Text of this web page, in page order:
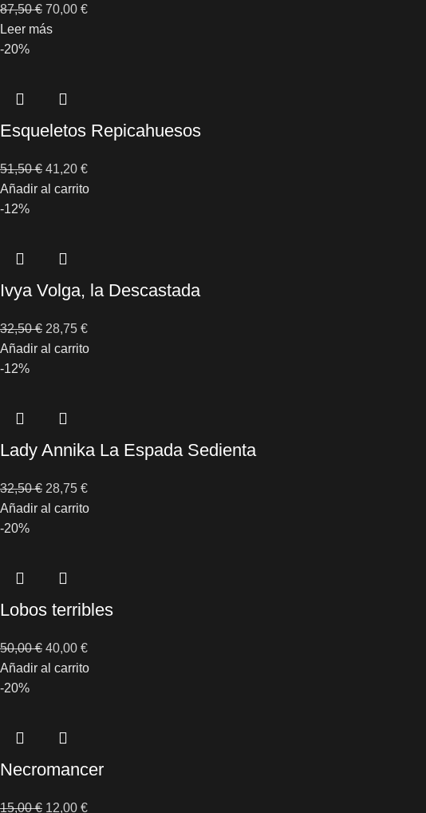
87,50€ 70,00 €
Leer más
-20%
Esqueletos Repicahuesos
51,50€ 41,20 €
Añadir al carrito
-12%
Ivya Volga, la Descastada
32,50€ 28,75 €
Añadir al carrito
-12%
Lady Annika La Espada Sedienta
32,50€ 28,75 €
Añadir al carrito
-20%
Lobos terribles
50,00€ 40,00 €
Añadir al carrito
-20%
Necromancer
15,00€ 12,00 €